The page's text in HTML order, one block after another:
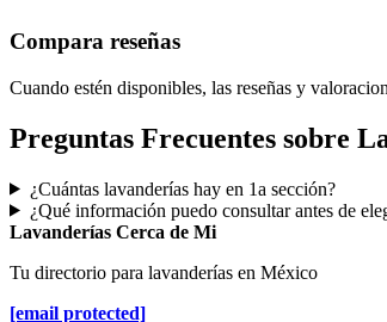
Compara reseñas
Cuando estén disponibles, las reseñas y
Preguntas Frecuentes sobre
¿Cuántas lavanderías hay en 1a sección?
¿Qué información puedo consultar antes de
Lavanderías Cerca de Mi
Tu directorio para lavanderías en México
[email protected]